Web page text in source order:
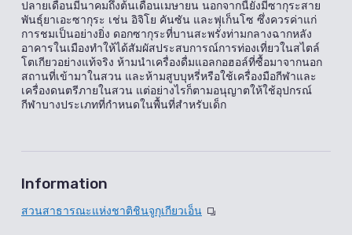
ปลายเดือนมีนาคมถึงต้นเดือนเมษายน นอกจากนี้ยังมีซากุระสาย
พันธุ์ยาเอะซากุระ เช่น อิจิโย คันซัน และฟุเก็นโซ ซึ่งควรค่าแก่
การชมเป็นอย่างยิ่ง ดอกซากุระที่บานสะพรั่งท่ามกลางฉากหลัง
อาคารในเมืองทำให้ได้สัมผัสประสบการณ์การท่องเที่ยวในสไตล์
โตเกียวอย่างแท้จริง ห้ามนำเครื่องดื่มแอลกอฮอล์ที่ซื้อมาจากนอก
สถานที่เข้ามาในสวน และห้ามสูบบุหรี่หรือใช้เครื่องมือกีฬาและ
เครื่องดนตรีภายในสวน แต่อย่างไรก็ตามอนุญาตให้ใช้อุปกรณ์
กีฬาบางประเภทที่กำหนดในพื้นที่สำหรับเด็ก
Information
สวนสาธารณะแห่งชาติชินจูกุเกียวเอ็น